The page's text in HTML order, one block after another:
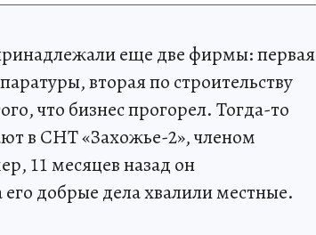
еще две фирмы: первая
вторая по строительству
что бизнес прогорел. Тогда-то
в СНТ «Захожье-2», членом
11 месяцев назад он
его добрые дела хвалили местные.